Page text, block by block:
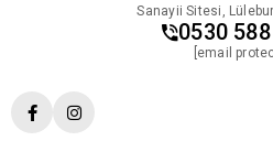
Sanayii Sitesi,
0530
[email